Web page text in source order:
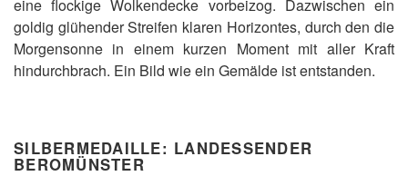
eine flockige Wolkendecke vorbeizog. Dazwischen ein
goldig glühender Streifen klaren Horizontes, durch den die
Morgensonne in einem kurzen Moment mit aller Kraft
hindurchbrach. Ein Bild wie ein Gemälde ist entstanden.
SILBERMEDAILLE: LANDESSENDER
BEROMÜNSTER